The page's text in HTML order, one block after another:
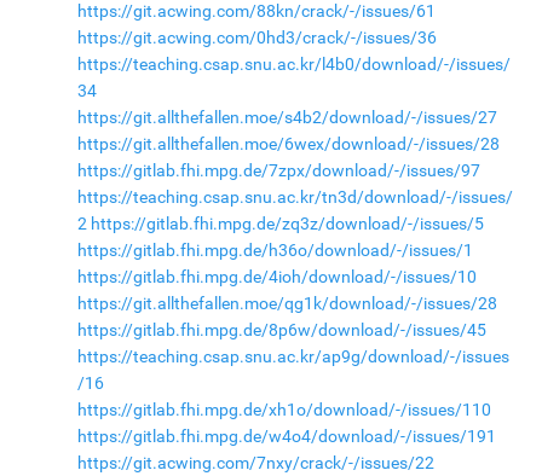
https://git.acwing.com/88kn/crack/-/issues/61
https://git.acwing.com/0hd3/crack/-/issues/36
https://teaching.csap.snu.ac.kr/l4b0/download/-/issues/
34
https://git.allthefallen.moe/s4b2/download/-/issues/27
https://git.allthefallen.moe/6wex/download/-/issues/28
https://gitlab.fhi.mpg.de/7zpx/download/-/issues/97
https://teaching.csap.snu.ac.kr/tn3d/download/-/issues/
2 https://gitlab.fhi.mpg.de/zq3z/download/-/issues/5
https://gitlab.fhi.mpg.de/h36o/download/-/issues/1
https://gitlab.fhi.mpg.de/4ioh/download/-/issues/10
https://git.allthefallen.moe/qg1k/download/-/issues/28
https://gitlab.fhi.mpg.de/8p6w/download/-/issues/45
https://teaching.csap.snu.ac.kr/ap9g/download/-/issues
/16
https://gitlab.fhi.mpg.de/xh1o/download/-/issues/110
https://gitlab.fhi.mpg.de/w4o4/download/-/issues/191
https://git.acwing.com/7nxy/crack/-/issues/22